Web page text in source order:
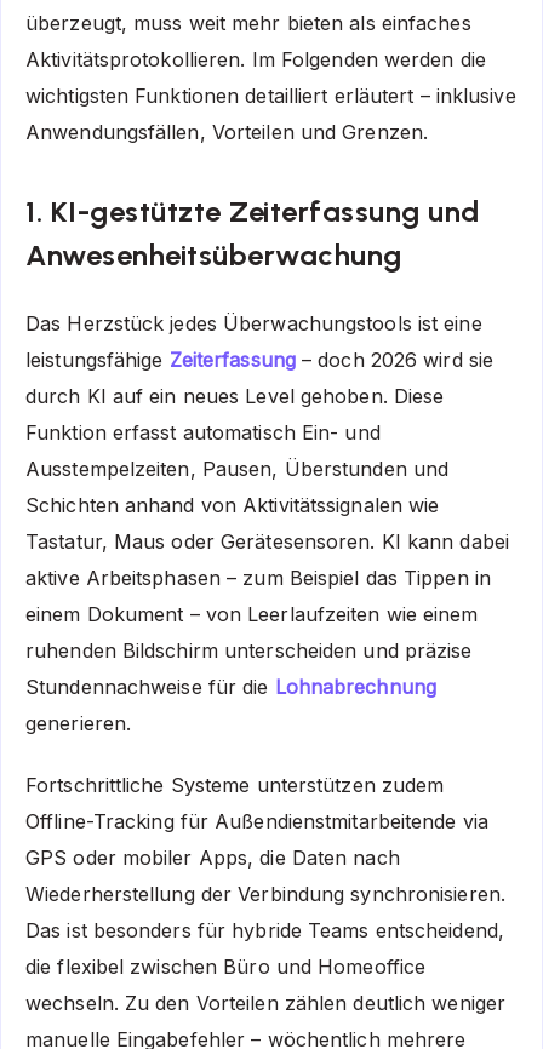
überzeugt, muss weit mehr bieten als einfaches
Aktivitätsprotokollieren. Im Folgenden werden die
wichtigsten Funktionen detailliert erläutert – inklusive
Anwendungsfällen, Vorteilen und Grenzen.
1. KI-gestützte Zeiterfassung und
Anwesenheitsüberwachung
Das Herzstück jedes Überwachungstools ist eine
leistungsfähige Zeiterfassung– doch 2026 wird sie
durch KI auf ein neues Level gehoben. Diese
Funktion erfasst automatisch Ein- und
Ausstempelzeiten, Pausen, Überstunden und
Schichten anhand von Aktivitätssignalen wie
Tastatur, Maus oder Gerätesensoren. KI kann dabei
aktive Arbeitsphasen – zum Beispiel das Tippen in
einem Dokument – von Leerlaufzeiten wie einem
ruhenden Bildschirm unterscheiden und präzise
Stundennachweise für die Lohnabrechnung
generieren.
Fortschrittliche Systeme unterstützen zudem
Offline-Tracking für Außendienstmitarbeitende via
GPS oder mobiler Apps, die Daten nach
Wiederherstellung der Verbindung synchronisieren.
Das ist besonders für hybride Teams entscheidend,
die flexibel zwischen Büro und Homeoffice
wechseln. Zu den Vorteilen zählen deutlich weniger
manuelle Eingabefehler – wöchentlich mehrere